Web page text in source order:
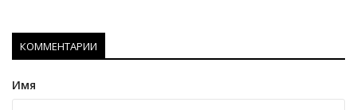
КОММЕНТАРИИ
Имя